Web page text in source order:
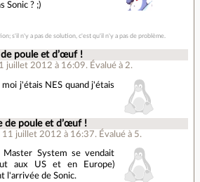
Sonic ? ;)
s'il n'y a pas de solution, c'est qu'il n'y a pas de problème.
poule et d’œuf !
juillet 2012 à 16:09. Évalué à 2.
j'étais NES quand j'étais
de poule et d’œuf !
11 juillet 2012 à 16:37. Évalué à 5.
System se vendait
aux US et en Europe)
l'arrivée de Sonic.